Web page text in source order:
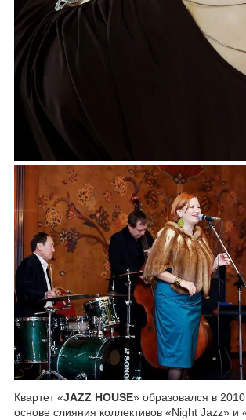
Квартет «JAZZ HOUSE» образовался в
основе слияния коллективов «Night Jazz» и